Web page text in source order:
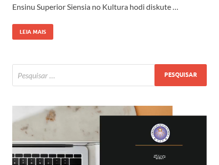
Ensinu Superior Siensia no Kultura hodi diskute …
LEIA MAIS